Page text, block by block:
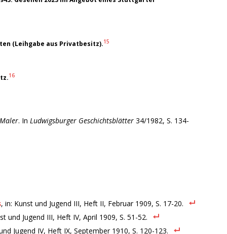
(Leihgabe aus Privatbesitz).15
16
. In Ludwigsburger Geschichtsblätter 34/1982, S. 134-
, in: Kunst und Jugend III, Heft II, Februar 1909, S. 17-20.
und Jugend III, Heft IV, April 1909, S. 51-52.
Jugend IV, Heft IX, September 1910, S. 120-123.